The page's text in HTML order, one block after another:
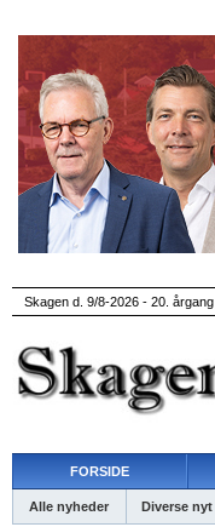
Skagen d. 9/8-2026 - 20. årgang
FORSIDE
Alle nyheder Diverse nyt